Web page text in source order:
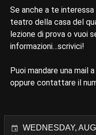
Se anche a te
teatro della casa del
lezione di prova o vuoi
informazioni…scrivici!
Puoi mandare una mail
oppure contattare il
WEDNESDAY,